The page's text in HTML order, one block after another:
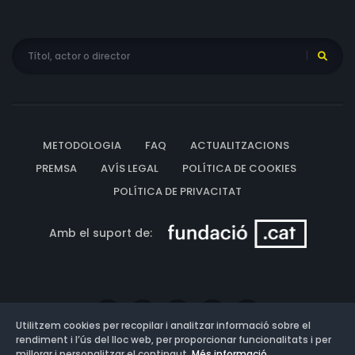
METODOLOGIA FAQ
ACTUALITZACIONS
PREMSA
AVÍS LEGAL
POLÍTICA DE COOKIES
POLÍTICA DE PRIVACITAT
Amb el suport de:
Utilitzem cookies per recopilar i analitzar informació sobre el
rendiment i l’ús del lloc web, per proporcionar funcionalitats i per